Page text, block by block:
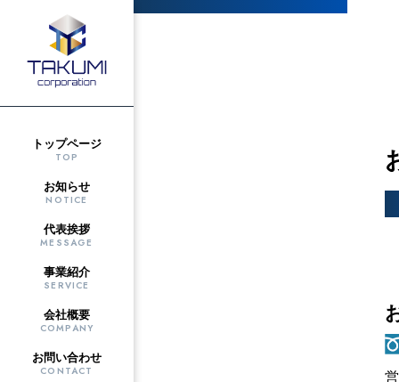
トップページ
TOP
お知らせ
NOTICE
代表挨拶
MESSAGE
事業紹介
SERVICE
会社概要
COMPANY
お問い合わせ
CONTACT